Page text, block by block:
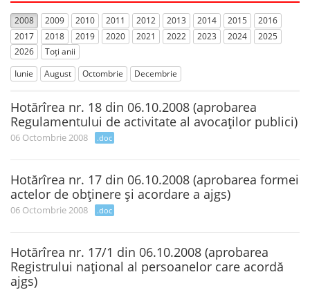
2008 2009 2010 2011 2012 2013 2014 2015
2016
2017
2018 2019 2020 2021 2022 2023 2024
2025
2026
Toți anii
Iunie
August Octombrie Decembrie
Hotărîrea nr. 18 din 06.10.2008 (aprobarea
Regulamentului de activitate al avocaţilor publici)
06 Octombrie 2008 .doc
Hotărîrea nr. 17 din 06.10.2008 (aprobarea formei
actelor de obţinere şi acordare a ajgs)
06 Octombrie 2008 .doc
Hotărîrea nr. 17/1 din 06.10.2008 (aprobarea
Registrului naţional al persoanelor care acordă
ajgs)